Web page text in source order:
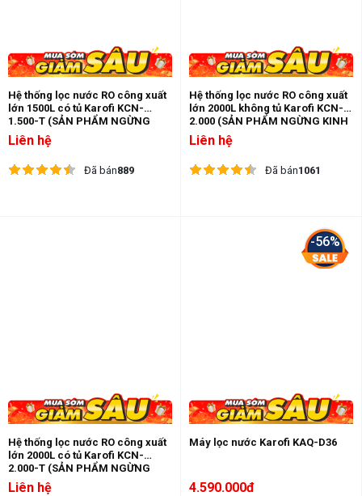
Hệ thống lọc nước RO công xuất
lớn 1500L có tủ Karofi KCN-
1.500-T (SẢN PHẨM NGỪNG
KINH DOANH)
Liên hệ
Đã bán889
Hệ thống lọc nước RO công xuất
lớn 2000L không tủ Karofi KCN-
2.000 (SẢN PHẨM NGỪNG KINH
DOANH)
Liên hệ
Đã bán1061
Hệ thống lọc nước RO công xuất
lớn 2000L có tủ Karofi KCN-
2.000-T (SẢN PHẨM NGỪNG
KINH DOANH)
Liên hệ
-56%
Máy lọc nước Karofi KAQ-D36
4.590.000đ